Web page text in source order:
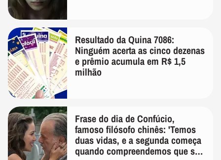
Resultado da Quina 7086:
Ninguém acerta as cinco dezenas
e prêmio acumula em R$ 1,5
milhão
Frase do dia de Confúcio,
famoso filósofo chinês: 'Temos
duas vidas, e a segunda começa
quando compreendemos que só